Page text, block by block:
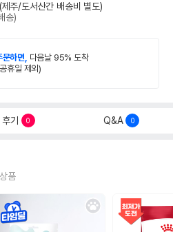
(제주/도서산간 배송비 별도)
송)
문하면, 다음날 95% 도착
휴일 제외)
후기 0 Q&A 0
품